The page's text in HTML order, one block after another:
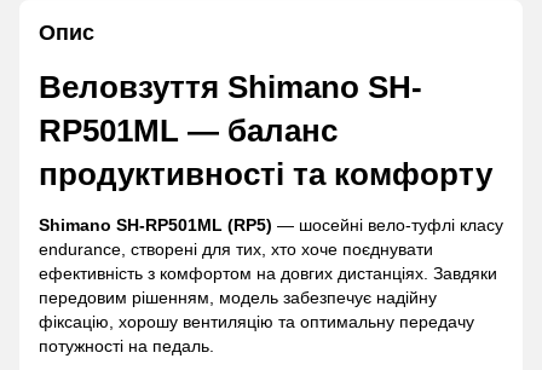
Опис
Веловзуття Shimano SH-
RP501ML — баланс
продуктивності та комфорту
Shimano SH-RP501ML (RP5) — шосейні вело-туфлі класу
endurance, створені для тих, хто хоче поєднувати
ефективність з комфортом на довгих дистанціях. Завдяки
передовим рішенням, модель забезпечує надійну
фіксацію, хорошу вентиляцію та оптимальну передачу
потужності на педаль.